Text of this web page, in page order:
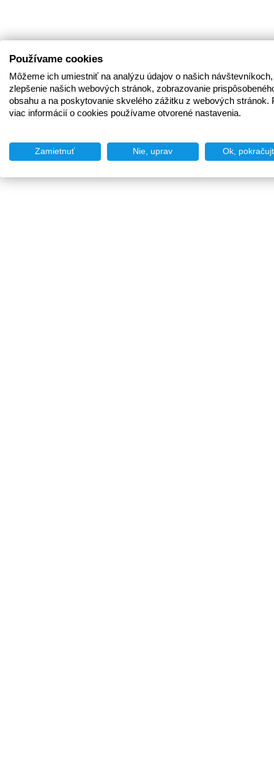
Používame cookies
Môžeme ich umiestniť na analýzu údajov o našich
zlepšenie našich webových stránok, zobrazovanie
obsahu a na poskytovanie skvelého zážitku z webových stránok.
viac informácií o cookies používame otvorené nastavenia.
Zamietnuť Nie, uprav Ok,